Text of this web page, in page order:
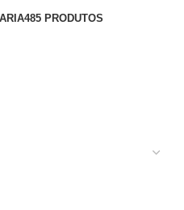
485 PRODUTOS